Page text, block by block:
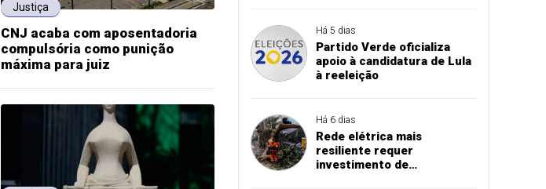
Justiça
CNJ acaba com aposentadoria
compulsória como punição
máxima para juiz
Há 5 dias
Partido Verde oficializa
apoio à candidatura de Lula
à reeleição
Há 6 dias
Rede elétrica mais
resiliente requer
investimento de